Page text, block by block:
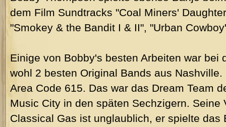
dem Film Sundtracks "Coal Miners'
"Smokey & the Bandit I & II", "Urban
Einige von Bobby's besten Arbeiten war bei
wohl 2 besten Original Bands aus
Area Code 615. Das war das Dream Team
Music City in den späten Sechzigern. Seine
Classical Gas ist unglaublich, er spielte das